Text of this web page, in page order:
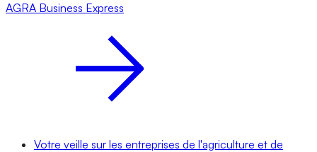
AGRA Business Express
Votre veille sur les entreprises de l'agriculture et de